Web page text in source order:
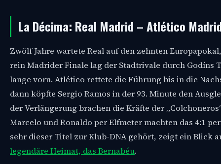
La Décima: Real Madrid – Atlético
Zwölf Jahre wartete Real auf den zehnten
rein Madrider Finale lag der Stadtrivale durch Godíns
lange vorn. Atlético rettete die Führung bis in die
dann köpfte Sergio Ramos in der 93. Minute den
der Verlängerung brachen die Kräfte der
Marcelo und Ronaldo per Elfmeter machten das 4:1
sehr dieser Titel zur Klub-DNA gehört, zeigt ein Blick
legendäre Heimat, das Bernabéu.